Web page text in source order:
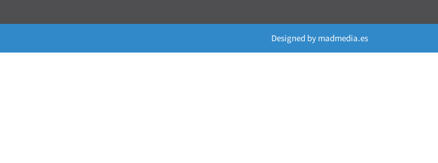
Designed by madmedia.es